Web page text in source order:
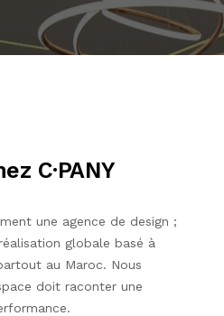
C·PANY
une agence de design ;
globale basé à
au Maroc. Nous
doit raconter une